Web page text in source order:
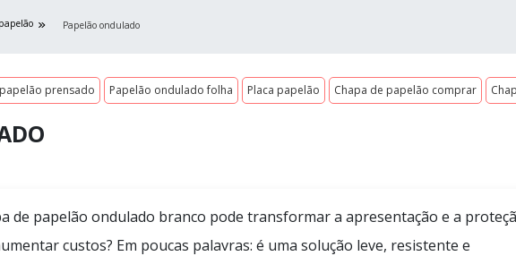
Papelão ondulado
prensado Papelão ondulado folha Placa papelão Chapa de papelão comprar
de papelão ondulado branco pode transformar a apresentação e a
custos? Em poucas palavras: é uma solução leve, resistente e